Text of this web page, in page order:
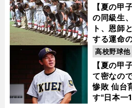
【夏の甲
の同級生
ト、恩師
する運命
【夏の甲
て密なの
惨敗 仙台
す"日本一
高校野球他